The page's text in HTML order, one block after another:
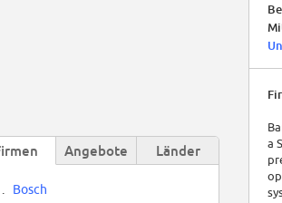
a
Angebote Länder
Bosch